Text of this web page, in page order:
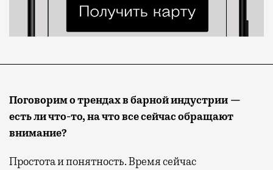
Поговорим о трендах в барной индустрии —
есть ли что-то, на что все сейчас обращают
внимание?
Простота и понятность. Время сейчас